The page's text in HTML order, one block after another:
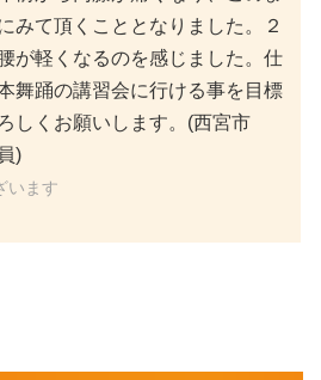
が軽くなるのを感じました。仕
舞踊の講習会に行ける事を目標
しくお願いします。(西宮市
ます